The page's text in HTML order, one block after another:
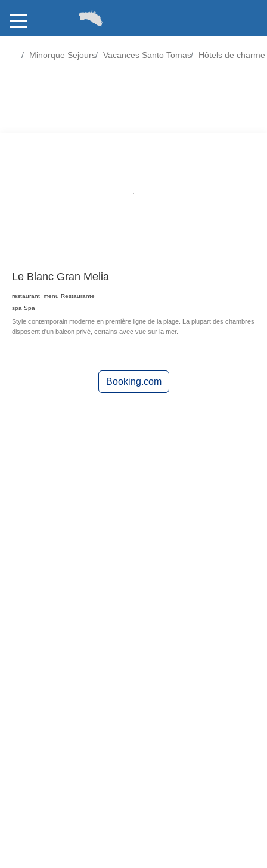
Minorque Sejours Vacances Santo Tomas Hôtels de
Le Blanc Gran Melia
restaurant_menu Restaurante
spa Spa
Style contemporain moderne en première ligne de la plage. La plupart des chambres
disposent d'un balcon privé, certains avec vue sur la mer.
Booking.com